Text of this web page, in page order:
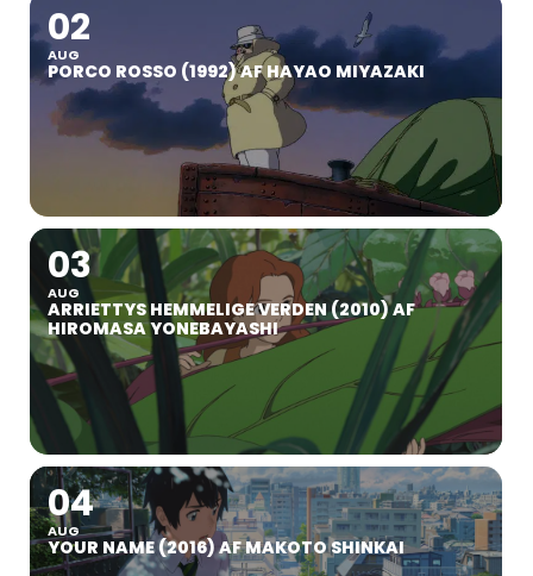
02
AUG
PORCO ROSSO (1992) AF HAYAO MIYAZAKI
03
AUG
ARRIETTYS HEMMELIGE VERDEN (2010) AF
HIROMASA YONEBAYASHI
04
AUG
YOUR NAME (2016) AF MAKOTO SHINKAI